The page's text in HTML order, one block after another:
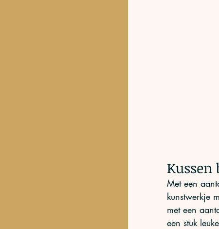
Kussen
Met een
kunstwerkje
met een
een stuk